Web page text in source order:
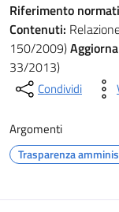
Riferimento
Contenuti:
150/2009)
33/2013)
Condividi
Argomenti
Trasparenza